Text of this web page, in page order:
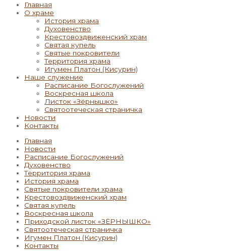
Главная
О храме
История храма
Духовенство
Крестовоздвиженский храм
Святая купель
Святые покровители
Территория храма
Игумен Платон (Кисурин)
Наше служение
Расписание Богослужений
Воскресная школа
Листок «Зёрнышко»
Святоотеческая страничка
Новости
Контакты
Главная
Новости
Расписание Богослужений
Духовенство
Территория храма
История храма
Святые покровители храма
Крестовоздвиженский храм
Святая купель
Воскресная школа
Приходской листок «ЗЁРНЫШКО»
Святоотеческая страничка
Игумен Платон (Кисурин)
Контакты